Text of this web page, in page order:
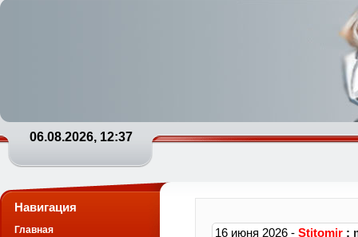
06.08.2026, 12:37
Навигация
Главная